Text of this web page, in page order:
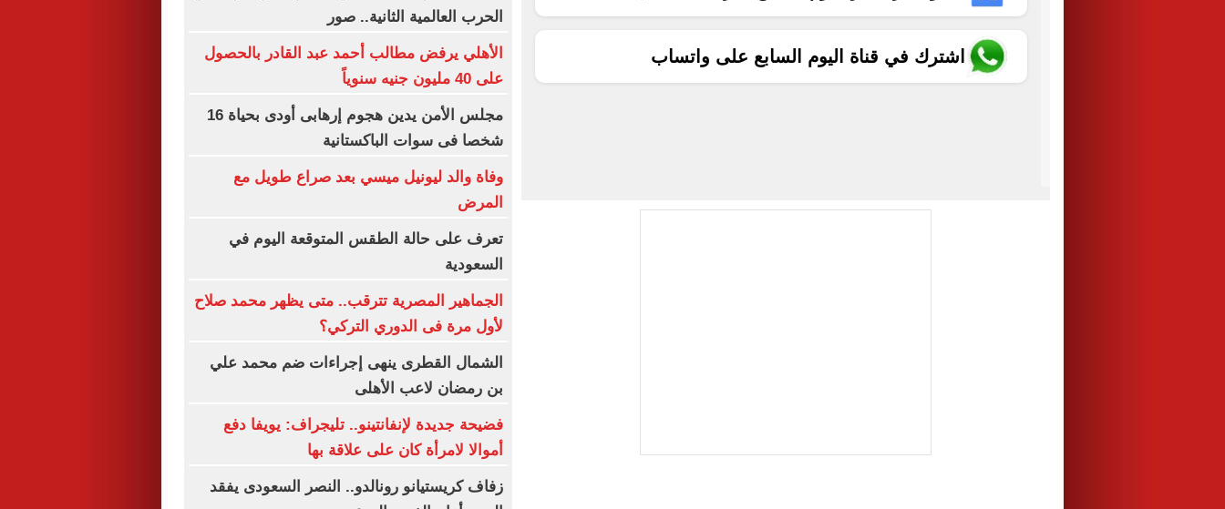
اشترك في قناة اليوم السابع على واتساب
الحرب العالمية الثانية.. صور
الأهلي يرفض مطالب أحمد عبد القادر بالحصول
على 40 مليون جنيه سنوياً
مجلس الأمن يدين هجوم إرهابى أودى بحياة 16
شخصا فى سوات الباكستانية
وفاة والد ليونيل ميسي بعد صراع طويل مع
المرض
تعرف على حالة الطقس المتوقعة اليوم في
السعودية
الجماهير المصرية تترقب.. متى يظهر محمد صلاح
لأول مرة فى الدوري التركي؟
الشمال القطرى ينهى إجراءات ضم محمد علي
بن رمضان لاعب الأهلى
فضيحة جديدة لإنفانتينو.. تليجراف: يويفا دفع
أموالا لامرأة كان على علاقة بها
زفاف كريستيانو رونالدو.. النصر السعودى يفقد